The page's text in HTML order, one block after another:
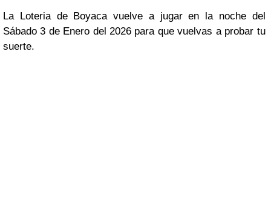
La Loteria de Boyaca vuelve a jugar en la noche del
Sábado 3 de Enero del 2026 para que vuelvas a probar tu
suerte.